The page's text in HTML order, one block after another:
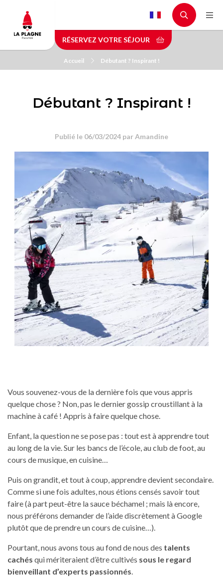
contenu
principal
RÉSERVEZ VOTRE SÉJOUR
Accueil Débutant ? Inspirant !
Débutant ? Inspirant !
Publié le 06/03/2024 parAmandine
Vous souvenez-vous de la dernière fois que vous appris
quelque chose ? Non, pas le dernier gossip croustillant à la
machine à café ! Appris à faire quelque chose.
Enfant, la question ne se pose pas : tout est à apprendre tout
au long de la vie. Sur les bancs de l’école, au club de foot, au
cours de musique, en cuisine…
Puis on grandit, et tout à coup, apprendre devient secondaire.
Comme si une fois adultes, nous étions censés savoir tout
faire (à part peut-être la sauce béchamel ; mais là encore,
nous préférons demander de l’aide discrètement à Google
plutôt que de prendre un cours de cuisine…).
Pourtant, nous avons tous au fond de nous des talents
cachés qui mériteraient d’être cultivés sous le regard
bienveillant d’experts passionnés.